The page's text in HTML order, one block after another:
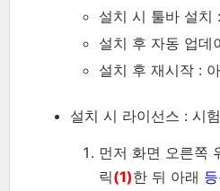
설치 시 툴바 설치
설치 후 자동 업데
설치 후 재시작 :
설치 시 라이선스 : 시
먼저 화면 오른쪽
릭(1)한 뒤 아래